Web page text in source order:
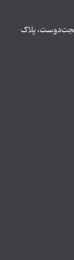
حجت‌دوست، پلاک